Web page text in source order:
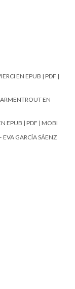
EN EPUB | PDF |
ARMENTROUT EN
EPUB | PDF | MOBI
EVA GARCÍA SÁENZ